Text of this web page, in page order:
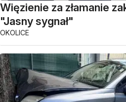
Więzienie za złamanie
"Jasny sygnał"
OKOLICE